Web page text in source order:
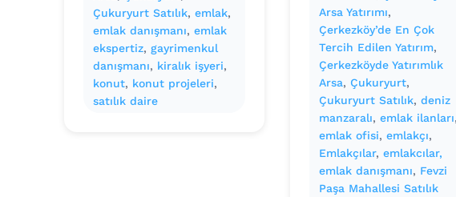
Çukuryurt Satılık, emlak
emlak danışmanı, emlak
ekspertiz, gayrimenkul
danışmanı, kiralık işyeri
konut, konut projeleri
satılık daire
Arsa Yatırımı
Çerkezköy’de En Çok
Tercih Edilen Yatırım
Çerkezköyde Yatırımlık
Arsa, Çukuryurt
Çukuryurt Satılık, deniz
manzaralı, emlak ilanları
emlak ofisi, emlakçı
Emlakçılar, emlakcılar,
emlak danışmanı, Fevzi
Paşa Mahallesi Satılık